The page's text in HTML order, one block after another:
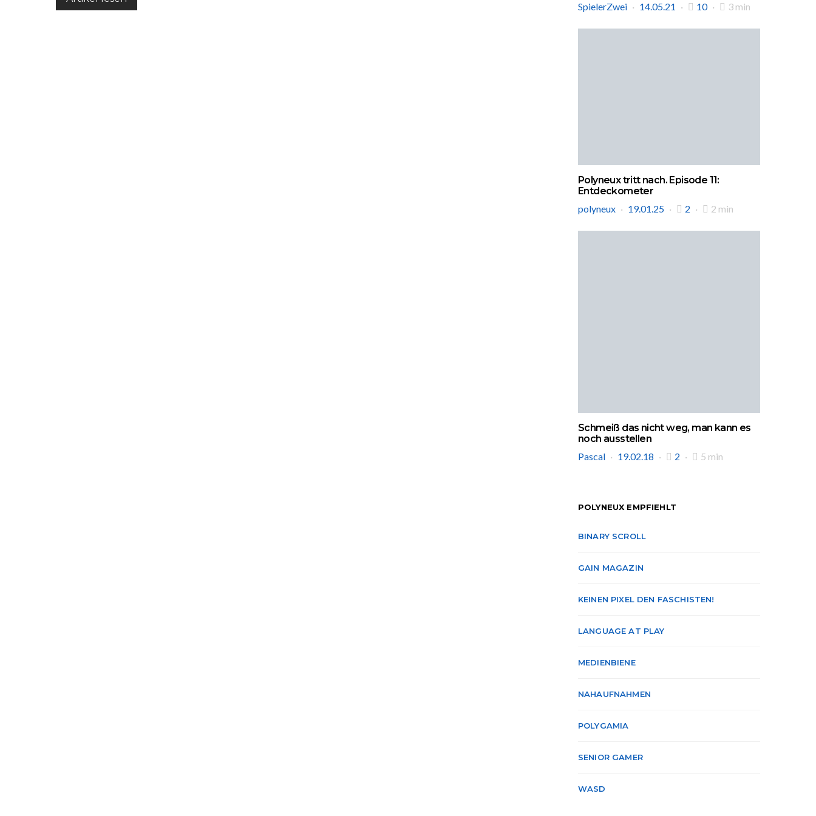
SpielerZwei
14.05.21 10 3 min
Polyneux tritt nach. Episode 11:
Entdeckometer
polyneux
19.01.25 2 2 min
Schmeiß das nicht weg, man kann es
noch ausstellen
Pascal
19.02.18 2 5 min
POLYNEUX EMPFIEHLT
BINARY SCROLL
GAIN MAGAZIN
KEINEN PIXEL DEN FASCHISTEN!
LANGUAGE AT PLAY
MEDIENBIENE
NAHAUFNAHMEN
POLYGAMIA
SENIOR GAMER
WASD